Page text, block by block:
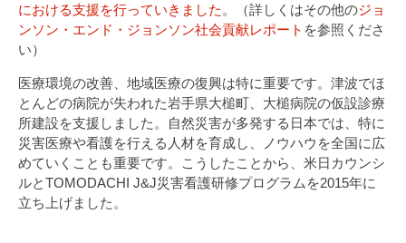
における支援を行っていきました 。（詳しくはその他のジョ
ンソン・エンド・ジョンソン社会貢献レポート を参照くださ
い）
医療環境の改善、地域医療の復興は特に重要です。津波でほ
とんどの病院が失われた岩手県大槌町、大槌病院の仮設診療
所建設を支援しました。自然災害が多発する日本では、特に
災害医療や看護を行える人材を育成し、ノウハウを全国に広
めていくことも重要です。こうしたことから、米日カウンシ
ルとTOMODACHI J&J災害看護研修プログラムを2015年に
立ち上げました。